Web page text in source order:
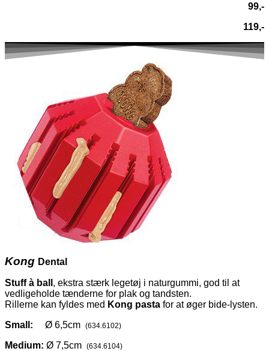
99,-
119,-
Kong Dental
Stuff à ball , ekstra stærk legetøj i naturgummi, god til at
vedligeholde tænderne for plak og tandsten.
Rillerne kan fyldes med Kong pasta for at øger bide-lysten.
Small:
Ø 6,5cm (634.6102)
Medium: Ø 7,5cm (634.6104)